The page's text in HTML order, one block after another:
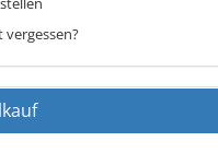
vergessen?